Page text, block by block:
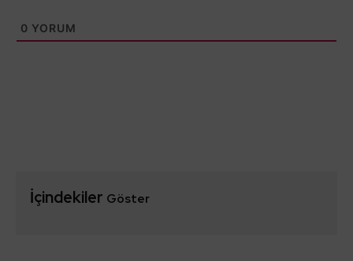
0 YORUM
İçindekiler Göster